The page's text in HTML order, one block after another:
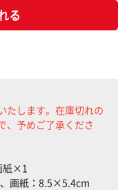
る
たします。在庫切れの
、予めご了承くださ
紙×1
画紙：8.5×5.4cm